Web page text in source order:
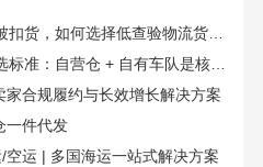
货，如何选择低查验物流货代？
：自营仓 + 自有车队是核心硬指标
合规履约与长效增长解决方案
一件代发
运 | 多国海运一站式解决方案